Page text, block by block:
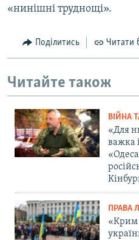
«нинішні труднощі».​
Поділитись Читати
Читайте також
ВІЙНА
«Для
важка
ПРАВА
«Крим